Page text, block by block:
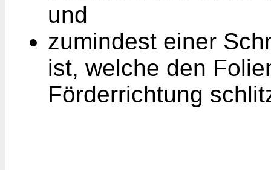
und
zumindest einer
ist, welche den
Förderrichtung